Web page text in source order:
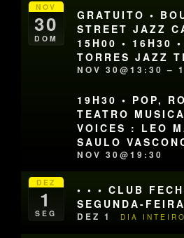
NOV
30
DOM
GRATUITO •
STREET JAZZ
15H00 • 16H30
TORRES JAZZ
NOV 30@13:30 –
19H30 • POP,
TEATRO
VOICES : LEO
SAULO
NOV 30@19:30
DEZ
1
SEG
• • • CLUB
SEGUNDA-FEIRA
DEZ 1 DIA INTEIRO